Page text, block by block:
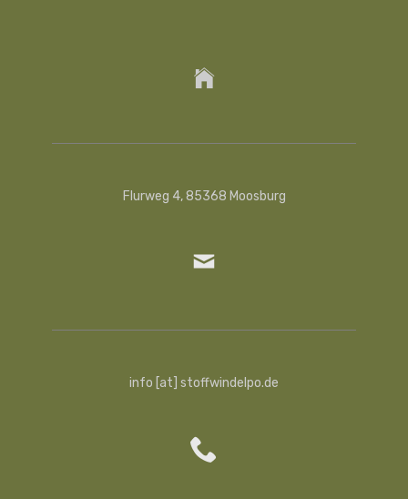
Flurweg 4, 85368 Moosburg
info [at] stoffwindelpo.de